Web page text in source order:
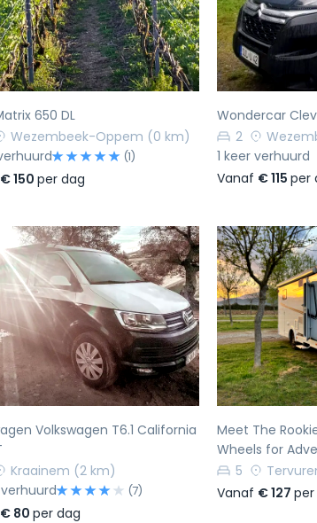
Volgende
650 DL
Wezembeek-Oppem (0 km)
(1)
€ 150 per dag
Vorige
Wondercar
2
1 keer verhuurd
Vanaf € 115 per
Volgende
Volkswagen T6.1 California
Kraainem (2 km)
(7)
€ 80 per dag
Vorige
Meet The
Wheels for
5
Vanaf € 127